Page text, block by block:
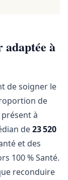
à
de soigner le
de
à
de23 520
et des
100 % Santé.
reconduire